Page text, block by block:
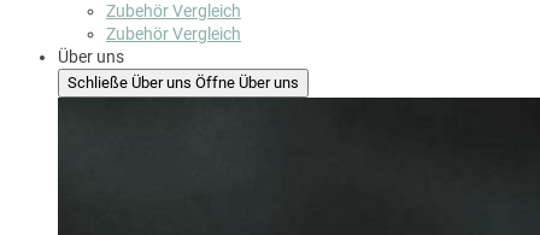
Zubehör Vergleich
Zubehör Vergleich
Über uns
Schließe Über uns Öffne Über uns